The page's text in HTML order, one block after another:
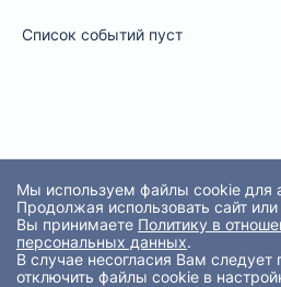
Список событий пуст
Мы используем файлы cookie для
Продолжая использовать сайт
Вы принимаете Политику в
персональных данных.
В случае несогласия Вам следует
отключить файлы cookie в